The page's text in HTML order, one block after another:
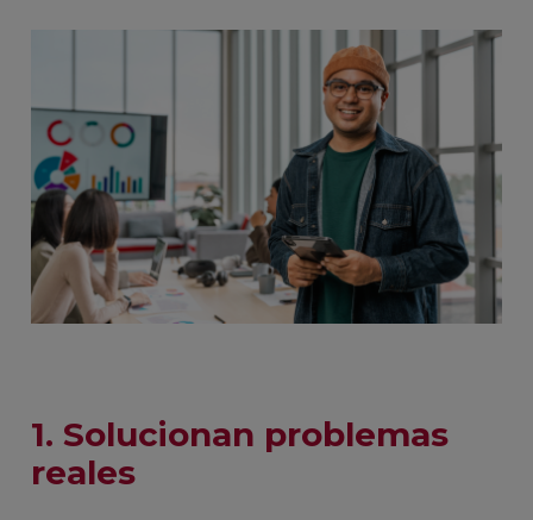
1. Solucionan problemas
reales